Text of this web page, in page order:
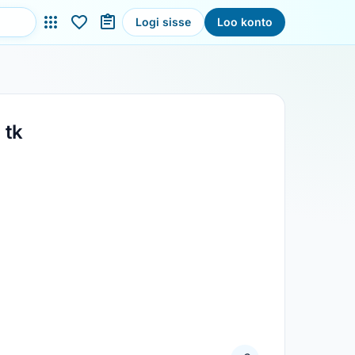
Logi sisse Loo konto
tk